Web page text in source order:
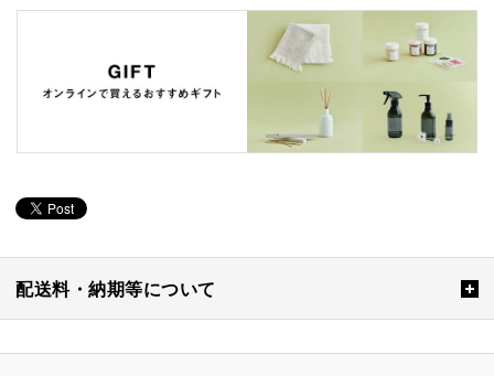
配送料・納期等について